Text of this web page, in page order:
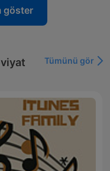
göster
Tümünü gör